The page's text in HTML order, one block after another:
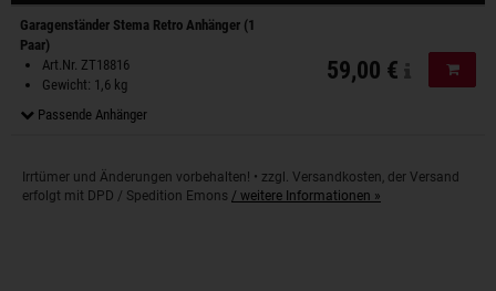
Aktionen
Garagenständer Stema Retro Anhänger (1
Paar)
Art.Nr. ZT18816
Gewicht: 1,6 kg
Passende Anhänger
59,00 €
Irrtümer und Änderungen vorbehalten! • zzgl. Versandkosten, der Versand
erfolgt mit DPD / Spedition Emons / weitere Informationen »